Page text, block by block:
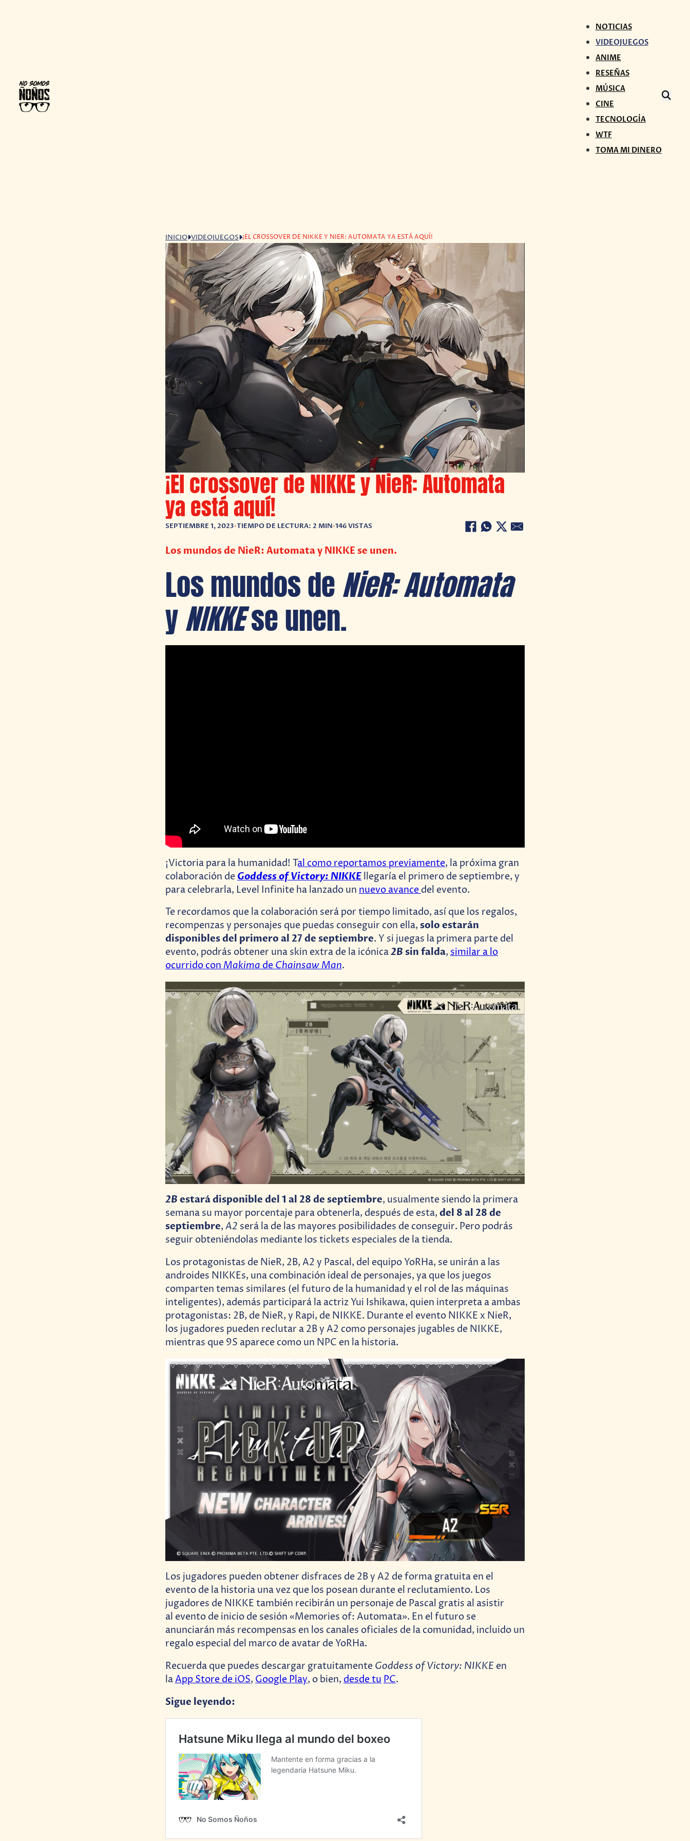
NOTICIAS
VIDEOJUEGOS
ANIME
RESEÑAS
MÚSICA
CINE
TECNOLOGÍA
WTF
TOMA MI DINERO
INICIO VIDEOJUEGOS ¡EL CROSSOVER DE NIKKE Y NIER: AUTOMATA YA ESTÁ AQUÍ!
¡El crossover de NIKKE y NieR: Automata
ya está aquí!
SEPTIEMBRE 1, 2023•TIEMPO DE LECTURA: 2 MIN•146 VISTAS
Los mundos de NieR: Automata y NIKKE se unen.
Los mundos deNieR: Automata
yNIKKEse unen.
¡Victoria para la humanidad! Tal como reportamos previamente, la próxima gran
colaboración de Goddess of Victory: NIKKE llegaría el primero de septiembre, y
para celebrarla, Level Infinite ha lanzado un nuevo avance del evento.
Te recordamos que la colaboración será por tiempo limitado, así que los regalos,
recompenzas y personajes que puedas conseguir con ella, solo estarán
disponibles del primero al 27 de septiembre. Y si juegas la primera parte del
evento, podrás obtener una skin extra de la icónica2B sin falda, similar a lo
ocurrido conMakimadeChainsaw Man.
2B estará disponible del 1 al 28 de septiembre, usualmente siendo la primera
semana su mayor porcentaje para obtenerla, después de esta, del 8 al 28 de
septiembre, A2 será la de las mayores posibilidades de conseguir. Pero podrás
seguir obteniéndolas mediante los tickets especiales de la tienda.
Los protagonistas de NieR, 2B, A2 y Pascal, del equipo YoRHa, se unirán a las
androides NIKKEs, una combinación ideal de personajes, ya que los juegos
comparten temas similares (el futuro de la humanidad y el rol de las máquinas
inteligentes), además participará la actriz Yui Ishikawa, quien interpreta a ambas
protagonistas: 2B, de NieR, y Rapi, de NIKKE. Durante el evento NIKKE x NieR,
los jugadores pueden reclutar a 2B y A2 como personajes jugables de NIKKE,
mientras que 9S aparece como un NPC en la historia.
Los jugadores pueden obtener disfraces de 2B y A2 de forma gratuita en el
evento de la historia una vez que los posean durante el reclutamiento. Los
jugadores de NIKKE también recibirán un personaje de Pascal gratis al asistir
al evento de inicio de sesión «Memories of: Automata». En el futuro se
anunciarán más recompensas en los canales oficiales de la comunidad, incluido un
regalo especial del marco de avatar de YoRHa.
Recuerda que puedes descargar gratuitamente Goddess of Victory: NIKKE en
laApp Store de iOS, Google Play, o bien, desde tu PC.
Sigue leyendo: